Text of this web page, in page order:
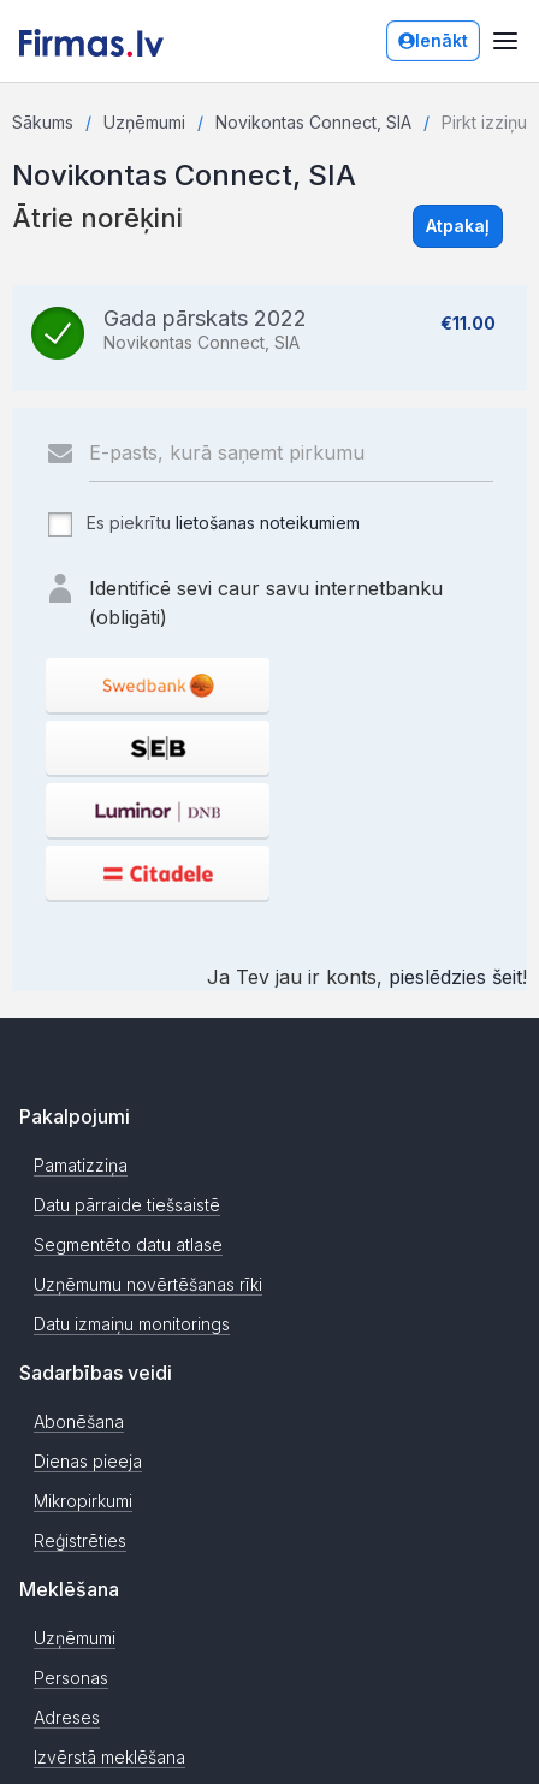
Ienākt
Sākums Uzņēmumi Novikontas Connect, SIA Pirkt izziņu
Novikontas Connect, SIA
Ātrie norēķini Atpakaļ
Gada pārskats 2022
Novikontas Connect, SIA
€11.00
Es piekrītu lietošanas noteikumiem
Identificē sevi caur savu internetbanku
(obligāti)
Ja Tev jau ir konts, pieslēdzies šeit!
Pakalpojumi
Pamatizziņa
Datu pārraide tiešsaistē
Segmentēto datu atlase
Uzņēmumu novērtēšanas rīki
Datu izmaiņu monitorings
Sadarbības veidi
Abonēšana
Dienas pieeja
Mikropirkumi
Reģistrēties
Meklēšana
Uzņēmumi
Personas
Adreses
Izvērstā meklēšana